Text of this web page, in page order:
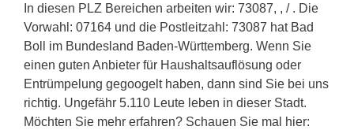
In diesen PLZ Bereichen arbeiten wir: 73087, , / . Die
Vorwahl: 07164 und die Postleitzahl: 73087 hat Bad
Boll im Bundesland Baden-Württemberg. Wenn Sie
einen guten Anbieter für Haushaltsauflösung oder
Entrümpelung gegoogelt haben, dann sind Sie bei uns
richtig. Ungefähr 5.110 Leute leben in dieser Stadt.
Möchten Sie mehr erfahren? Schauen Sie mal hier: